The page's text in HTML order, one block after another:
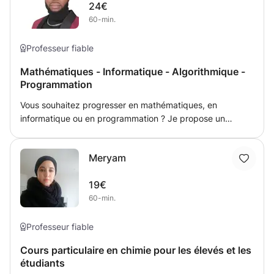
permettant de progresser par ses propres moyens par la
suite.
remédiation...
24€
60-min.
Professeur fiable
Mathématiques - Informatique - Algorithmique -
Programmation
Vous souhaitez progresser en mathématiques, en
informatique ou en programmation ? Je propose un
algorithmique. * Développer un esprit logique solide pour
concevoir des programmes fiables. * Apprendre à
modéliser des problèmes sous forme d’algorithmes. *
Traduire vos algorithmes dans le langage de
Grâce à une approche progressive et adaptée à votre
capable de : * Comprendre et maîtriser les concepts
informatiques essentiels. * Développer des applications
Meryam
19€
60-min.
Professeur fiable
Cours particulaire en chimie pour les élevés et les
étudiants